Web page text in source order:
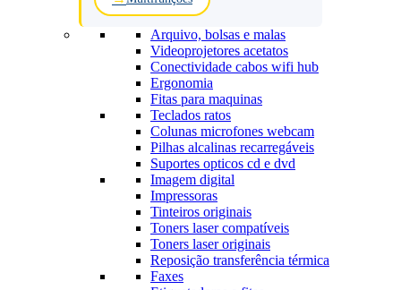
Arquivo, bolsas e malas
Videoprojetores acetatos
Conectividade cabos wifi hub
Ergonomia
Fitas para maquinas
Teclados ratos
Colunas microfones webcam
Pilhas alcalinas recarregáveis
Suportes opticos cd e dvd
Imagem digital
Impressoras
Tinteiros originais
Toners laser compatíveis
Toners laser originais
Reposição transferência térmica
Faxes